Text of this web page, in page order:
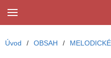
Úvod / OBSAH /